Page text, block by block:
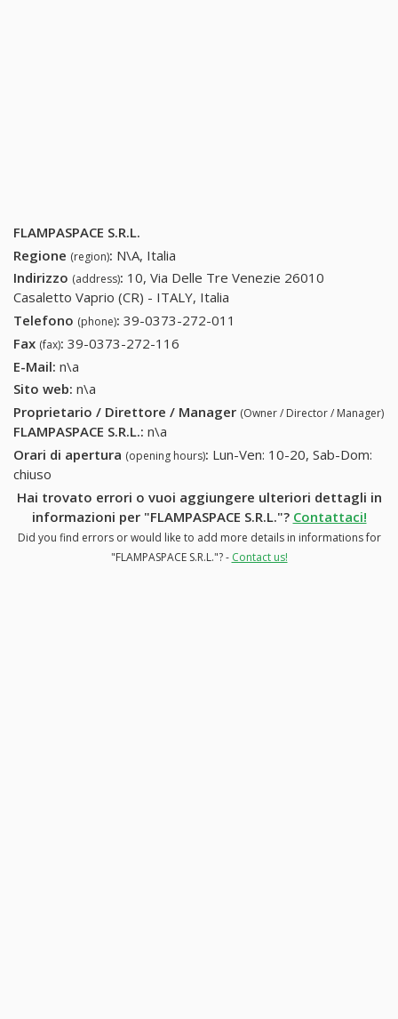
FLAMPASPACE S.R.L.
Regione (region): N\A, Italia
Indirizzo (address): 10, Via Delle Tre Venezie 26010
Casaletto Vaprio (CR) - ITALY, Italia
Telefono (phone): 39-0373-272-011
Fax (fax): 39-0373-272-116
E-Mail: n\a
Sito web: n\a
Proprietario / Direttore / Manager (Owner / Director / Manager)
FLAMPASPACE S.R.L.: n\a
Orari di apertura (opening hours): Lun-Ven: 10-20, Sab-Dom:
chiuso
Hai trovato errori o vuoi aggiungere ulteriori dettagli in
informazioni per "FLAMPASPACE S.R.L."? Contattaci!
Did you find errors or would like to add more details in informations for
"FLAMPASPACE S.R.L."? - Contact us!